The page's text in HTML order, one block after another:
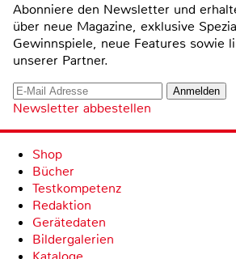
Abonniere den Newsletter und
über neue Magazine, exklusive
Gewinnspiele, neue Features sowie
unserer Partner.
Newsletter abbestellen
Shop
Bücher
Testkompetenz
Redaktion
Gerätedaten
Bildergalerien